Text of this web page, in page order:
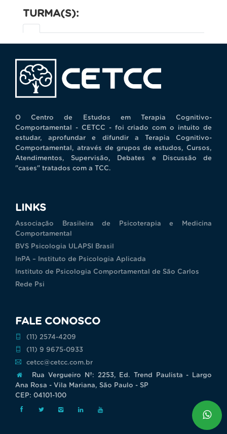
TURMA(S):
O Centro de Estudos em Terapia Cognitivo-
Comportamental - CETCC - foi criado com o intuito de
estudar, aprofundar e difundir a Terapia Cognitivo-
Comportamental, através de grupos de estudos, Cursos,
Atendimentos, Supervisão, Debates e Discussão de
"cases" tratados com a TCC.
LINKS
Associação Brasileira de Psicoterapia e Medicina
Comportamental
BVS Psicologia ULAPSI Brasil
InPA – Instituto de Psicologia Aplicada
Instituto de Psicologia Comportamental de São Carlos
Rede Psi
FALE CONOSCO
(11) 2574-4209
(11) 9 9675-0933
cetcc@cetcc.com.br
Rua Vergueiro Nª: 2253, Ed. Trend Paulista - Largo
Ana Rosa - Vila Mariana, São Paulo - SP
CEP: 04101-100